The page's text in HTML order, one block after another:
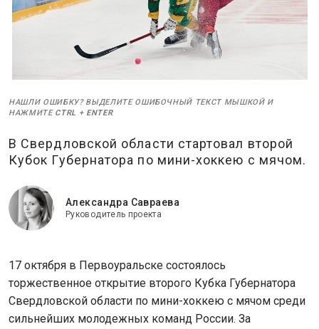
НАШЛИ ОШИБКУ? ВЫДЕЛИТЕ ОШИБОЧНЫЙ ТЕКСТ МЫШКОЙ И
НАЖМИТЕ CTRL + ENTER
В Свердловской области стартовал второй
Кубок Губернатора по мини-хоккею с мячом.
Александра Савраева
Руководитель проекта
17 октября в Первоуральске состоялось
торжественное открытие второго Кубка Губернатора
Свердловской области по мини-хоккею с мячом среди
сильнейших молодежных команд России. За